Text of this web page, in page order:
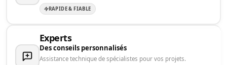
RAPIDE & FIABLE
Experts
Des conseils personnalisés
Assistance technique de spécialistes pour vos projets.